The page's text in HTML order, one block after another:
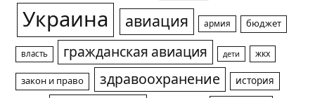
Украина авиация армия бюджет
власть гражданская авиация дети жкх
закон и право здравоохранение история